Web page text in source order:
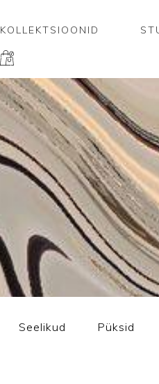
KOLLEKTSIOONID
Seelikud Püksid